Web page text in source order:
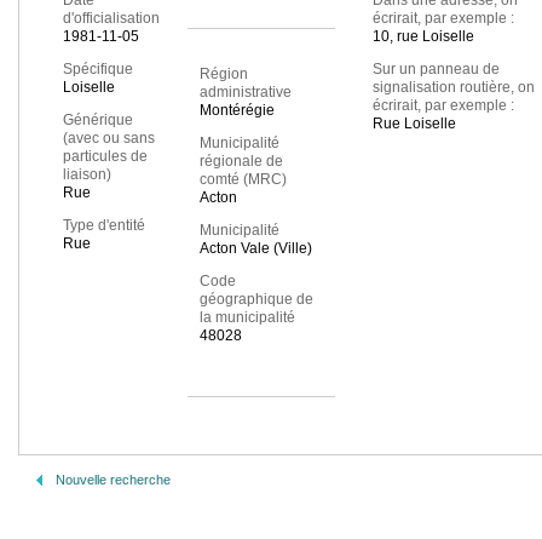
d'officialisation
1981-11-05
Spécifique
Loiselle
Générique
(avec ou sans
particules de
liaison)
Rue
Type d'entité
Rue
Région
administrative
Montérégie
Municipalité
régionale de
comté (MRC)
Acton
Municipalité
Acton Vale (Ville)
Code
géographique de
la municipalité
48028
écrirait, par exemple :
10, rue Loiselle
Sur un panneau de
signalisation routière, on
écrirait, par exemple :
Rue Loiselle
Nouvelle recherche